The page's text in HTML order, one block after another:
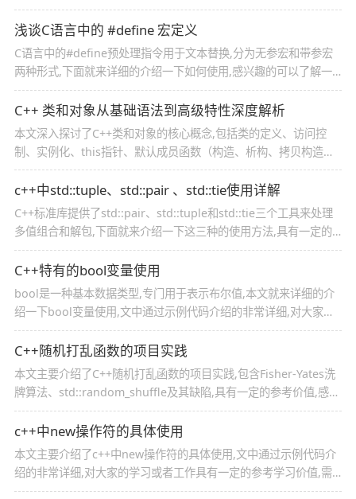
码、调试步骤等内容,需要的朋友可以参考下
浅谈C语言中的 #define 宏定义
C语言中的#define预处理指令用于文本替换,分为无参宏和带参宏
两种形式,下面就来详细的介绍一下如何使用,感兴趣的可以了解一
下
C++ 类和对象从基础语法到高级特性深度解析
本文深入探讨了C++类和对象的核心概念,包括类的定义、访问控
制、实例化、this指针、默认成员函数（构造、析构、拷贝构造、
赋值重载）、以及高级特性,感兴趣的朋友跟随小编一起看看吧
c++中std::tuple、std::pair 、std::tie使用详解
C++标准库提供了std::pair、std::tuple和std::tie三个工具来处理
多值组合和解包,下面就来介绍一下这三种的使用方法,具有一定的
参考价值,感兴趣的可以了解一下
C++特有的bool变量使用
bool是一种基本数据类型,专门用于表示布尔值,本文就来详细的介
绍一下bool变量使用,文中通过示例代码介绍的非常详细,对大家的
学习或者工作具有一定的参考学习价值,需要的朋友们下面随着小编
来一起学习学习吧
C++随机打乱函数的项目实践
本文主要介绍了C++随机打乱函数的项目实践,包含Fisher-Yates洗
牌算法、std::random_shuffle及其缺陷,具有一定的参考价值,感兴
趣的可以了解一下
c++中new操作符的具体使用
本文主要介绍了c++中new操作符的具体使用,文中通过示例代码介
绍的非常详细,对大家的学习或者工作具有一定的参考学习价值,需
要的朋友们下面随着小编来一起学习学习吧